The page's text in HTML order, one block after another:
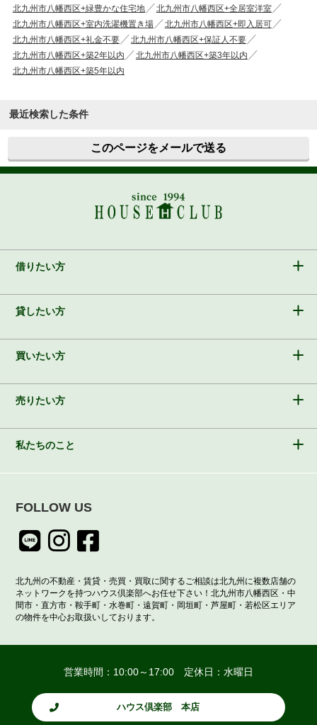
北九州市八幡西区+緑豊かな住宅地
北九州市八幡西区+全居室洋室
北九州市八幡西区+室内洗濯機置き場
北九州市八幡西区+即入居可
北九州市八幡西区+礼金不要
北九州市八幡西区+保証人不要
北九州市八幡西区+築2年以内
北九州市八幡西区+築3年以内
北九州市八幡西区+築5年以内
最近検索した条件
このページをメールで送る
借りたい方
貸したい方
買いたい方
売りたい方
私たちのこと
FOLLOW US
北九州の不動産・賃貸・売買・買取に関するご相談は北九州に複数店舗の
ネットワークを持つハウス倶楽部へお任せ下さい！北九州市八幡西区・中
間市・直方市・鞍手町・水巻町・遠賀町・岡垣町・芦屋町・若松区エリア
の物件を中心お取扱いしております。
営業時間：10:00～17:00 定休日：水曜日
ハウス倶楽部 本店